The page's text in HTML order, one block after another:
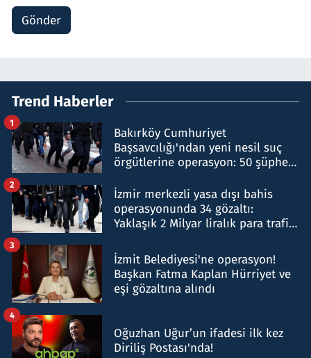
Gönder
Trend Haberler
Bakırköy Cumhuriyet
Başsavcılığı'ndan yeni nesil suç
örgütlerine operasyon: 50 şüpheli
1
İzmir merkezli yasa dışı bahis
operasyonunda 34 gözaltı:
Yaklaşık 2 Milyar liralık para trafiği
2
İzmit Belediyesi'ne operasyon!
Başkan Fatma Kaplan Hürriyet ve
eşi gözaltına alındı
3
Oğuzhan Uğur’un ifadesi ilk kez
Diriliş Postası'nda!
4